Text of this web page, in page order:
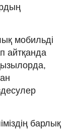
мобильді
айтқанда
барлық